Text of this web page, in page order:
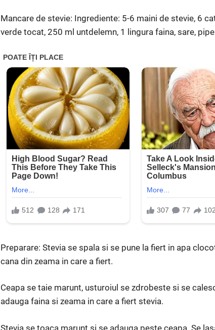
Mancare de stevie: Ingrediente: 5-6 maini de stevie, 6
verde tocat, 250 ml untdelemn, 1 lingura faina, sare,
Preparare: Stevia se spala si se pune la fiert in apa
cana din zeama in care a fiert.
Ceapa se taie marunt, usturoiul se zdrobeste si se
adauga faina si zeama in care a fiert stevia.
Stevia se toaca marunt si se adauga peste ceapa. Se